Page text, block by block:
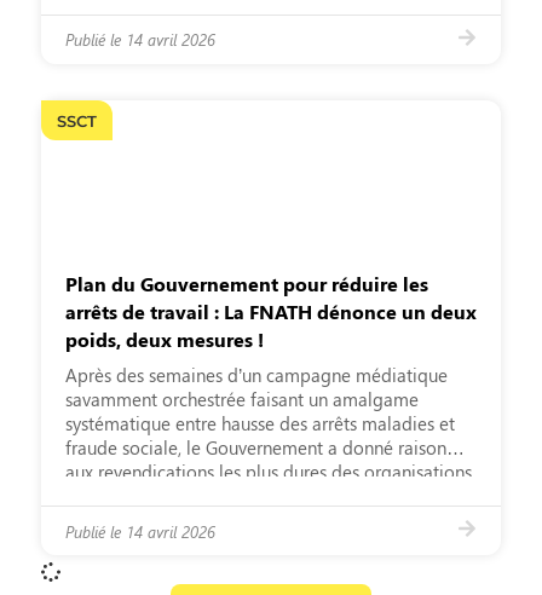
prud’hommes. Cette double lecture, à la fois
juridique […]
Publié le 14 avril 2026
SSCT
Plan du Gouvernement pour réduire les
arrêts de travail : La FNATH dénonce un deux
poids, deux mesures !
Après des semaines d’un campagne médiatique
savamment orchestrée faisant un amalgame
systématique entre hausse des arrêts maladies et
fraude sociale, le Gouvernement a donné raison
aux revendications les plus dures des organisations
cynisme inégalé en instaurant un droit […]
Publié le 14 avril 2026